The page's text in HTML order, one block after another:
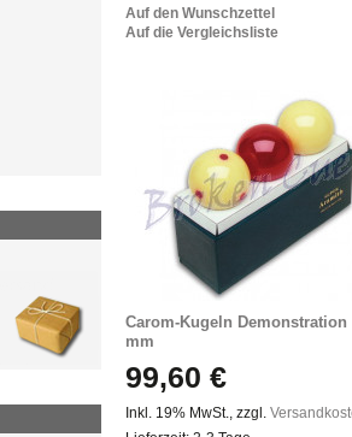
Auf den Wunschzettel
Auf die Vergleichsliste
Carom-Kugeln Demonstration
mm
99,60 €
Inkl. 19% MwSt., zzgl.